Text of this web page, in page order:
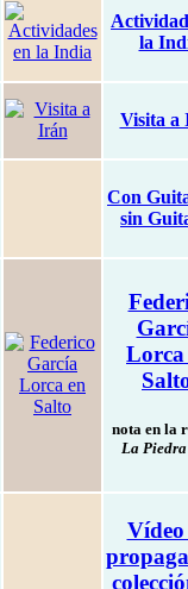
la
Visita a
Con
sin
Lorca
nota en la
La
Vídeo